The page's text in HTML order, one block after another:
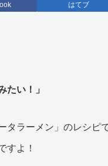
はてブ
たい！」
タラーメン」のレシピ
すよ！